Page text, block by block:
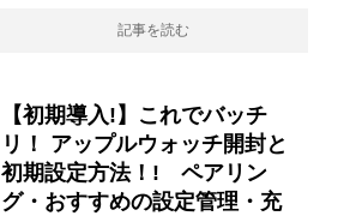
記事を読む
【初期導入!】これでバッチ
リ！ アップルウォッチ開封と
初期設定方法！! ペアリン
グ・おすすめの設定管理・充